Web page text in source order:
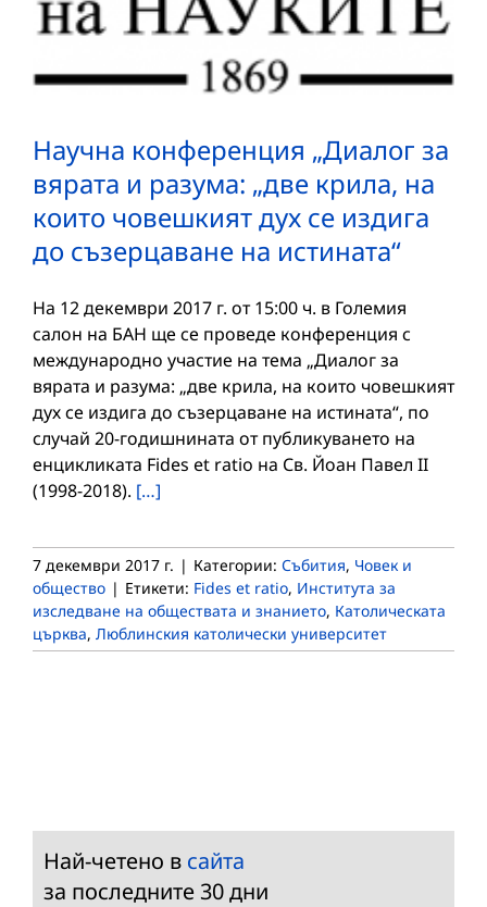
Научна конференция „Диалог за
вярата и разума: „две крила, на
които човешкият дух се издига
до съзерцаване на истината“
На 12 декември 2017 г. от 15:00 ч. в Големия
салон на БАН ще се проведе конференция с
международно участие на тема „Диалог за
вярата и разума: „две крила, на които човешкият
дух се издига до съзерцаване на истината“, по
случай 20-годишнината от публикуването на
енцикликата Fides et ratio на Св. Йоан Павел II
(1998-2018). […]
7 декември 2017 г. | Категории: Събития, Човек и
общество | Етикети: Fides et ratio, Института за
изследване на обществата и знанието, Католическата
църква, Люблинския католически университет
Най-четено в сайта
за последните 30 дни